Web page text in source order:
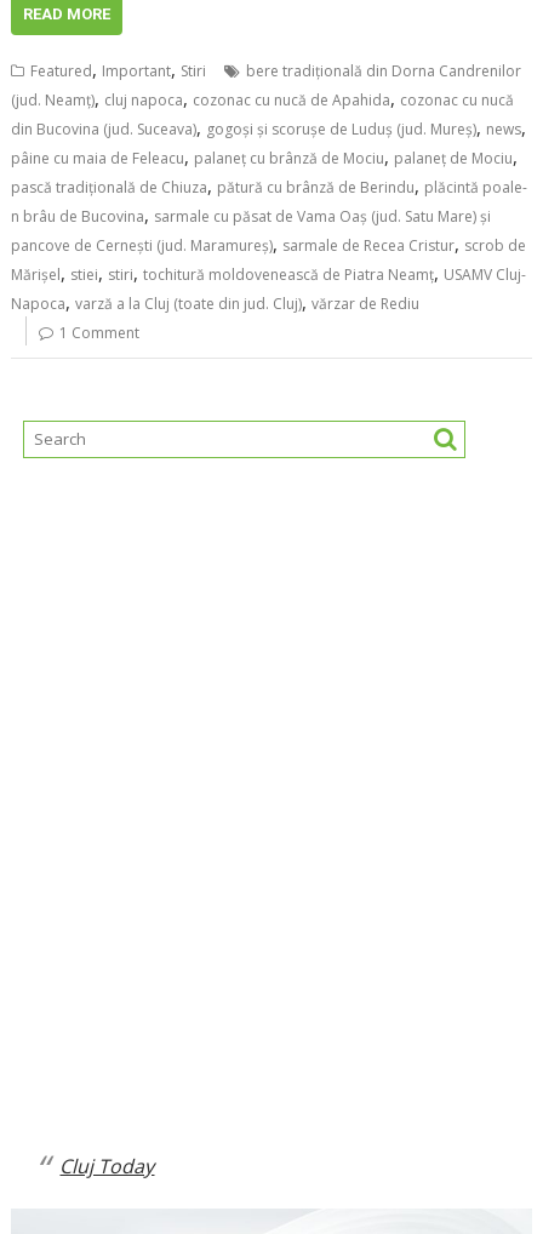
READ MORE
Featured, Important, Stiri
bere tradițională din Dorna Candrenilor
(jud. Neamț), cluj napoca, cozonac cu nucă de Apahida, cozonac cu nucă
din Bucovina (jud. Suceava), gogoși și scorușe de Luduș (jud. Mureș), news,
pâine cu maia de Feleacu, palaneț cu brânză de Mociu, palaneț de Mociu,
pască tradițională de Chiuza, pătură cu brânză de Berindu, plăcintă poale-
n brâu de Bucovina, sarmale cu păsat de Vama Oaș (jud. Satu Mare) și
pancove de Cernești (jud. Maramureș), sarmale de Recea Cristur, scrob de
Mărișel, stiei, stiri,tochitură moldovenească de Piatra Neamț, USAMV Cluj-
Napoca,varză a la Cluj (toate din jud. Cluj),vărzar de Rediu
1 Comment
Cluj Today